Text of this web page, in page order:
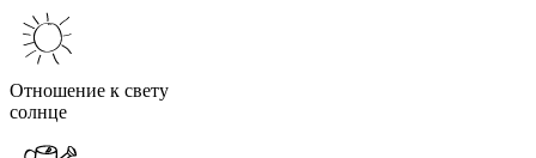
Отношение к свету
солнце